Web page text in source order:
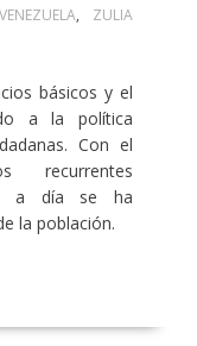
VENEZUELA, ZULIA
básicos y el
a la política
Con el
recurrentes
a día se ha
la población.